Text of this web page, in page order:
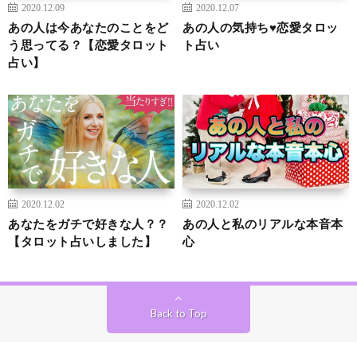
2020.12.09
あの人は今あなたのことをど
う思ってる？【恋愛タロット
占い】
2020.12.07
あの人の気持ち♥恋愛タロッ
ト占い
2020.12.02
あなたをガチで好きな人？？
【タロット占いしました】
2020.12.02
あの人と私のリアルな本音本
心
Back to Top